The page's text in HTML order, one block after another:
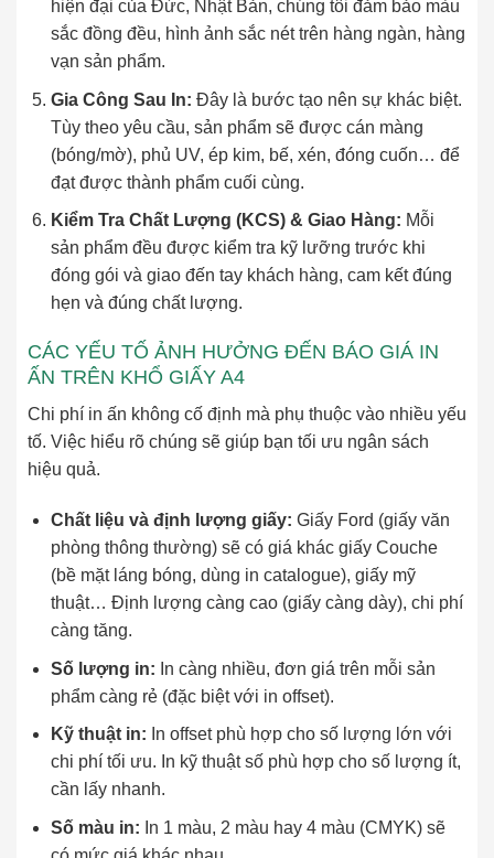
hiện đại của Đức, Nhật Bản, chúng tôi đảm bảo màu
sắc đồng đều, hình ảnh sắc nét trên hàng ngàn, hàng
vạn sản phẩm.
Gia Công Sau In: Đây là bước tạo nên sự khác biệt.
Tùy theo yêu cầu, sản phẩm sẽ được cán màng
(bóng/mờ), phủ UV, ép kim, bế, xén, đóng cuốn… để
đạt được thành phẩm cuối cùng.
Kiểm Tra Chất Lượng (KCS) & Giao Hàng: Mỗi
sản phẩm đều được kiểm tra kỹ lưỡng trước khi
đóng gói và giao đến tay khách hàng, cam kết đúng
hẹn và đúng chất lượng.
CÁC YẾU TỐ ẢNH HƯỞNG ĐẾN BÁO GIÁ IN
ẤN TRÊN KHỔ GIẤY A4
Chi phí in ấn không cố định mà phụ thuộc vào nhiều yếu
tố. Việc hiểu rõ chúng sẽ giúp bạn tối ưu ngân sách
hiệu quả.
Chất liệu và định lượng giấy: Giấy Ford (giấy văn
phòng thông thường) sẽ có giá khác giấy Couche
(bề mặt láng bóng, dùng in catalogue), giấy mỹ
thuật… Định lượng càng cao (giấy càng dày), chi phí
càng tăng.
Số lượng in: In càng nhiều, đơn giá trên mỗi sản
phẩm càng rẻ (đặc biệt với in offset).
Kỹ thuật in: In offset phù hợp cho số lượng lớn với
chi phí tối ưu. In kỹ thuật số phù hợp cho số lượng ít,
cần lấy nhanh.
Số màu in: In 1 màu, 2 màu hay 4 màu (CMYK) sẽ